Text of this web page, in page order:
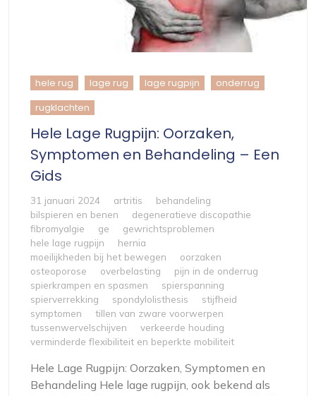
hele rug lage rug lage rugpijn onderrug
rugklachten
Hele Lage Rugpijn: Oorzaken,
Symptomen en Behandeling – Een
Gids
31 januari 2024 artritis
behandeling
bilspieren en benen
degeneratieve discopathie
fibromyalgie
ge
gewrichtsproblemen
hele lage rugpijn
hernia
moeilijkheden bij het bewegen
oorzaken
osteoporose
overbelasting
pijn in de onderrug
spierkrampen en spasmen
spierspanning
spierverrekking
spondylolisthesis
stijfheid
symptomen
tillen van zware voorwerpen
tussenwervelschijven
verkeerde houding
verminderde flexibiliteit en beperkte mobiliteit
Hele Lage Rugpijn: Oorzaken, Symptomen en
Behandeling Hele lage rugpijn, ook bekend als